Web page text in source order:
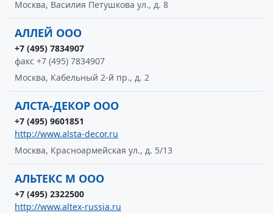
Москва, Василия Петушкова ул., д. 8
АЛЛЕЙ ООО
+7 (495) 7834907
факс +7 (495) 7834907
Москва, Кабельный 2-й пр., д. 2
АЛСТА-ДЕКОР ООО
+7 (495) 9601851
http://www.alsta-decor.ru
Москва, Красноармейская ул., д. 5/13
АЛЬТЕКС М ООО
+7 (495) 2322500
http://www.altex-russia.ru